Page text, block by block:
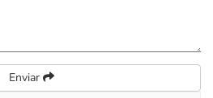
Enviar